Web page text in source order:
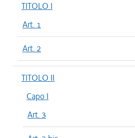
TITOLO I
Art. 1
Art. 2
TITOLO II
Capo I
Art. 3